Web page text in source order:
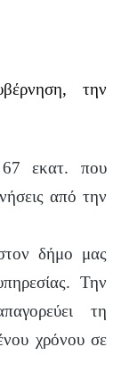
την
εκατ. που
από την
δήμο μας
Την
τη
χρόνου σε